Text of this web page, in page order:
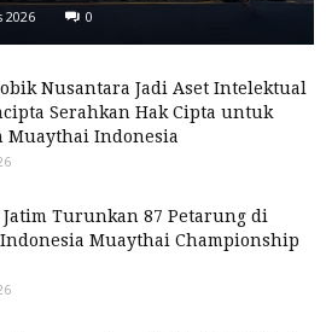
2026 0
Nusantara Jadi Aset Intelektual
Serahkan Hak Cipta untuk
Muaythai Indonesia
Turunkan 87 Petarung di
Muaythai Championship